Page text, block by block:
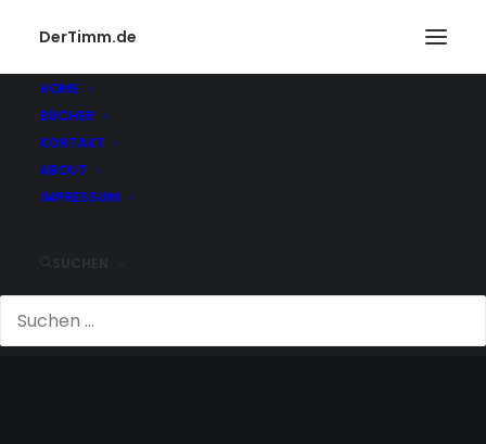
DerTimm.de
HOME
BÜCHER
KONTAKT
ABOUT
IMPRESSUM